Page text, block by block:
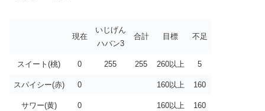
現在
いじげん
ハバン3
合計 目標 不足
スイート(桃) 0 255 255 260以上 5
スパイシー(赤) 0 160以上 160
サワー(黄) 0 160以上 160